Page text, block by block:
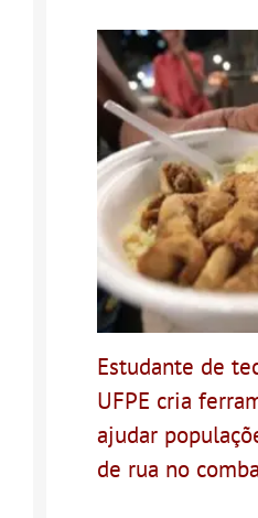
Estudante de
UFPE cria
ajudar
de rua no